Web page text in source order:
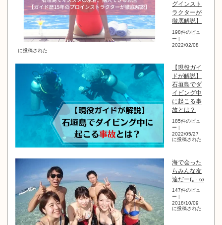
グインスト
ラクターが
徹底解説】
198件のビュ
ー |
2022/02/08
に投稿された
【現役ガイ
ドが解説】
石垣島でダ
イビング中
に起こる事
故とは？
185件のビュ
ー |
2022/05/27
に投稿された
海で会った
らみんな友
達だー(｡･ ω
147件のビュ
ー
2018/10/09
に投稿された